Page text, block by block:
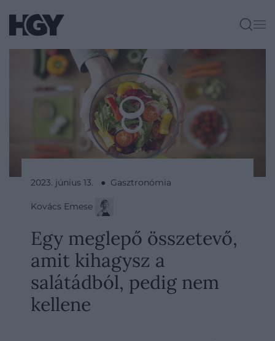
2023. június 13. ● Gasztronómia
Kovács Emese
Egy meglepő összetevő,
amit kihagysz a
salátádból, pedig nem
kellene